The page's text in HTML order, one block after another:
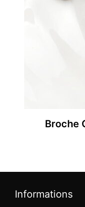
Broche
Informations